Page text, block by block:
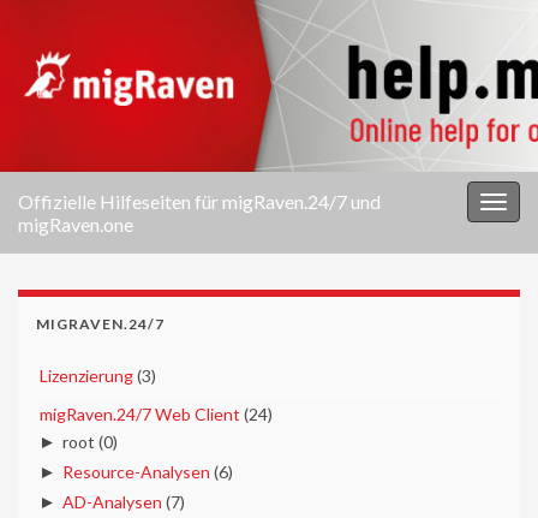
Offizielle Hilfeseiten für migRaven.24/7 und
migRaven.one
MIGRAVEN.24/7
Lizenzierung(3)
migRaven.24/7 Web Client (24)
► root (0)
► Resource-Analysen (6)
► AD-Analysen (7)